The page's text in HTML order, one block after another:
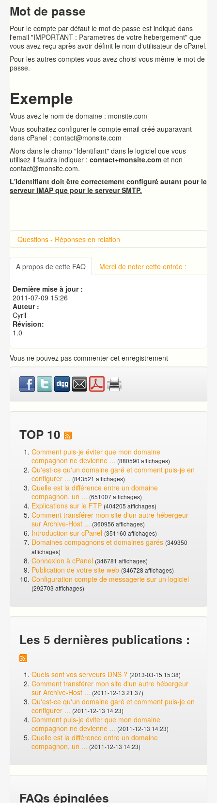
Mot de passe
Pour le compte par défaut le mot de passe est indiqué dans
l'email "IMPORTANT : Parametres de votre hebergement" que
vous avez reçu après avoir définit le nom d'utilisateur de cPanel.
Pour les autres comptes vous avez choisi vous même le mot de
passe.
Exemple
Vous avez le nom de domaine : monsite.com
Vous souhaitez configurer le compte email créé auparavant
dans cPanel : contact@monsite.com
Alors dans le champ "Identifiant" dans le logiciel que vous
utilisez il faudra indiquer : contact+monsite.com et non
contact@monsite.com.
L'identifiant doit être correctement configuré autant pour le
serveur IMAP que pour le serveur SMTP.
Questions - Réponses en relation
Introduction sur cPanel
Connexion à cPanel
Changer le mot de passe d'accès à cPanel
Créer une base de données MySQL
A propos de cette FAQ Merci de noter cette entrée :
Dernière mise à jour :
2011-07-09 15:26
Auteur :
Cyril
Révision:
1.0
Vous ne pouvez pas commenter cet enregistrement
TOP 10
Comment puis-je éviter que mon domaine
compagnon ne devienne ... (880590 affichages)
Qu'est-ce qu'un domaine garé et comment puis-je en
configurer ... (843521 affichages)
Quelle est la différence entre un domaine
compagnon, un ... (651007 affichages)
Explications sur le FTP (404205 affichages)
Comment transférer mon site d'un autre hébergeur
sur Archive-Host ... (360956 affichages)
Introduction sur cPanel (351160 affichages)
Domaines compagnons et domaines garés (349350
affichages)
Connexion à cPanel (346781 affichages)
Publication de votre site web (346728 affichages)
Configuration compte de messagerie sur un logiciel
(292703 affichages)
Les 5 dernières publications :
Quels sont vos serveurs DNS ? (2013-03-15 15:38)
Comment transférer mon site d'un autre hébergeur
sur Archive-Host ... (2011-12-13 21:37)
Qu'est-ce qu'un domaine garé et comment puis-je en
configurer ... (2011-12-13 14:23)
Comment puis-je éviter que mon domaine
compagnon ne devienne ... (2011-12-13 14:23)
Quelle est la différence entre un domaine
compagnon, un ... (2011-12-13 14:23)
FAQs épinglées